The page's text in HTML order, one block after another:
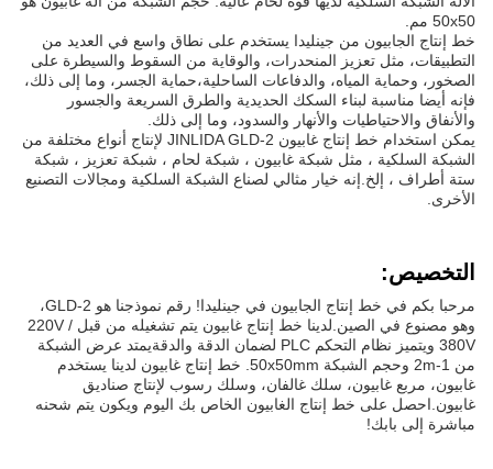
50x50 مم.
خط إنتاج الجابيون من جينليدا يستخدم على نطاق واسع في العديد من
التطبيقات، مثل تعزيز المنحدرات، والوقاية من السقوط والسيطرة على
الصخور، وحماية المياه، والدفاعات الساحلية،حماية الجسر، وما إلى ذلك،
فإنه أيضا مناسبة لبناء السكك الحديدية والطرق السريعة والجسور
والأنفاق والاحتياطيات والأنهار والسدود، وما إلى ذلك.
يمكن استخدام خط إنتاج غابيون JINLIDA GLD-2 لإنتاج أنواع مختلفة من
الشبكة السلكية ، مثل شبكة غابيون ، شبكة لحام ، شبكة تعزيز ، شبكة
ستة أطراف ، إلخ.إنه خيار مثالي لصناع الشبكة السلكية ومجالات التصنيع
الأخرى.
التخصيص:
مرحبا بكم في خط إنتاج الجابيون في جينليدا! رقم نموذجنا هو GLD-2،
وهو مصنوع في الصين.لدينا خط إنتاج غابيون يتم تشغيله من قبل 220V /
380V ويتميز نظام التحكم PLC لضمان الدقة والدقةيمتد عرض الشبكة
من 1-2m وحجم الشبكة 50x50mm. خط إنتاج غابيون لدينا يستخدم
غابيون، مربع غابيون، سلك غالفان، وسلك رسوب لإنتاج صناديق
غابيون.احصل على خط إنتاج الغابيون الخاص بك اليوم ويكون يتم شحنه
مباشرة إلى بابك!